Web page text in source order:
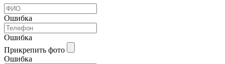
Ошибка
Ошибка
Прикрепить фото
Ошибка